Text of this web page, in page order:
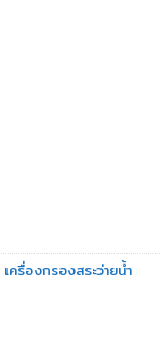
เครื่องกรองสระว่ายน้ำ